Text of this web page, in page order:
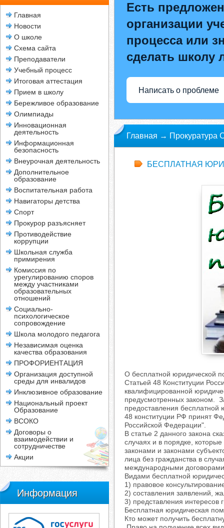
Главная
Новости
О школе
Схема сайта
Преподаватели
Учебный процесс
Итоговая аттестация
Прием в школу
Бережливое образование
Олимпиады
Инновационная
деятельность
Информационная
безопасность
Внеурочная деятельность
Дополнительное
образование
Воспитательная работа
Навигаторы детства
Спорт
Прокурор разъясняет
Противодействие
коррупции
Школьная служба
примирения
Комиссия по
урегулированию споров
между участниками
образовательных
отношений
Социально-
психологическое
сопровождение
Школа молодого педагога
Независимая оценка
качества образования
ПРОФОРИЕНТАЦИЯ
Организация доступной
среды для инвалидов
Инклюзивное образование
Национальный проект
Образование
ВСОКО
Договоры о
взаимодействии и
сотрудничестве
Акции
Информация
Есть
организации
процесса или
сделать школу
Написать о проблеме
Главная → Прокуратура
БЕСПЛАТНАЯ
О бесплатной юридической
Статьей 48 Конституции
квалифицированной
предусмотренных законом.
предоставления
48 конституции РФ принят
Российской Федерации".
В статье 2 данного закона
случаях и в порядке,
законами и законами
лица без гражданства в
международными
Видами бесплатной
1) правовое
2) составления заявлений,
3) представления интересов
Бесплатная юридическая
Кто может получить